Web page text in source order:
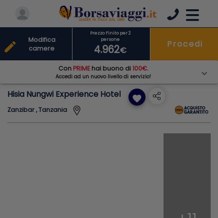
Hisia Nungwi Experience Hotel favorite
Zanzibar , Tanzania
Prezzo Finito per 2
persone
4.962€
Procedi
edit
Modifica
camere
Con PRIMEhai buono di100€.
Accedi ad un nuovo livello di servizio!